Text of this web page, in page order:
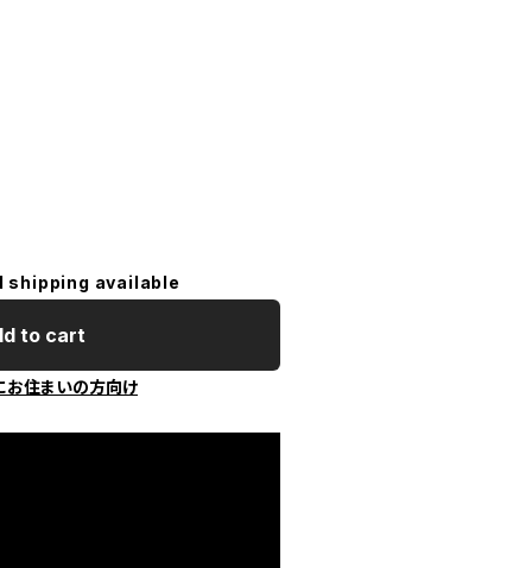
shipping available
to cart
お住まいの方向け